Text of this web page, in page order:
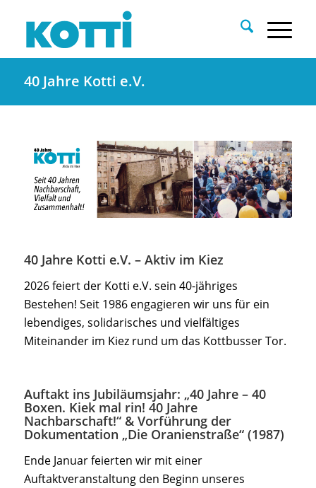
40 Jahre Kotti e.V.
40 Jahre Kotti e.V. – Aktiv im Kiez
2026 feiert der Kotti e.V. sein 40-jähriges
Bestehen! Seit 1986 engagieren wir uns für ein
lebendiges, solidarisches und vielfältiges
Miteinander im Kiez rund um das Kottbusser Tor.
Auftakt ins Jubiläumsjahr: „40 Jahre – 40
Boxen. Kiek mal rin! 40 Jahre
Nachbarschaft!“ & Vorführung der
Dokumentation „Die Oranienstraße“ (1987)
Ende Januar feierten wir mit einer
Auftaktveranstaltung den Beginn unseres